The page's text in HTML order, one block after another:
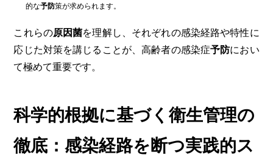
的な予防策が求められます。
これらの原因菌を理解し、それぞれの感染経路や特性に
応じた対策を講じることが、高齢者の感染症予防におい
て極めて重要です。
科学的根拠に基づく衛生管理の
徹底：感染経路を断つ実践的ス